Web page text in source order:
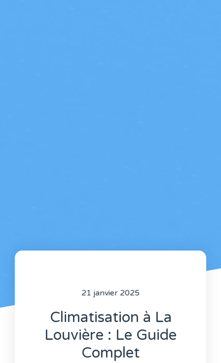
21 janvier 2025
Climatisation à La
Louvière : Le Guide
Complet